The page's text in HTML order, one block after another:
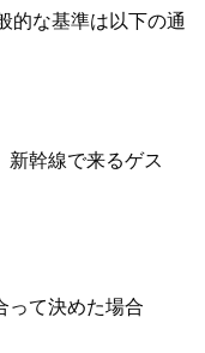
的な基準は以下の通
新幹線で来るゲス
って決めた場合